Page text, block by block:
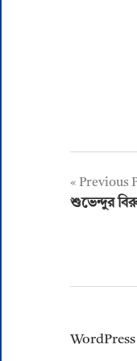
Post
Previous
শুভেন্দুর